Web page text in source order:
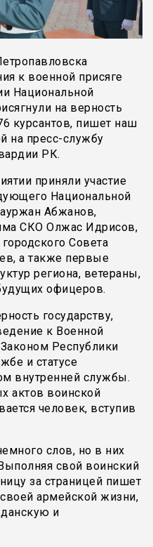
к военной присяге
Национальной
на верность
курсантов, пишет наш
на пресс-службу
РК.
приняли участие
Национальной
Абжанов,
СКО Олжас Идрисов,
Совета
а также первые
региона, ветераны,
офицеров.
государству,
к Военной
Законом Республики
и статусе
внутренней службы.
актов воинской
человек, вступив
слов, но в них
свой воинский
за страницей пишет
армейской жизни,
и